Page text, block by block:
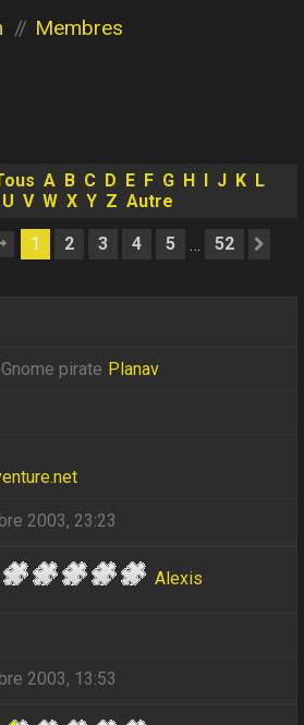
Membres
A B C D E F G H J K L
U V W X Y Z Autre
Page 1sur52
1 2 3 4 5 … 52
Gnome pirate Planav
2003, 23:23
Alexis
2003, 13:53